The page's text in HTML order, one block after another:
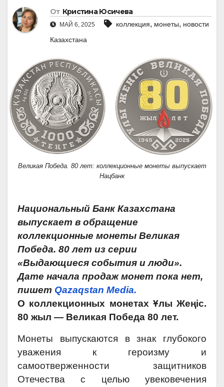
От Кристина Юсичева
МАЙ 6, 2025 коллекция, монеты, новости
Казахстана
Великая Победа. 80 лет: коллекционные монеты выпускает
Нацбанк
Национальный Банк Казахстана
выпускает в обращение
коллекционные монеты Великая
Победа. 80 лет из серии
«Выдающиеся события и люди».
Дате начала продаж монет пока нет,
пишет Qazaqstan Media.
О коллекционных монетах Ұлы Жеңіс.
80 жыл — Великая Победа 80 лет.
Монеты выпускаются в знак глубокого
уважения к героизму и
самоотверженности защитников
Отечества с целью увековечения